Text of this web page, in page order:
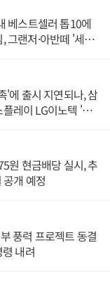
베스트셀러 톱10에
그랜저·아반떼 '세단
'에 출시 지연되나, 삼
레이 LG이노텍 '탈
원 현금배당 실시, 추
개 예정
풍력 프로젝트 동결
내려